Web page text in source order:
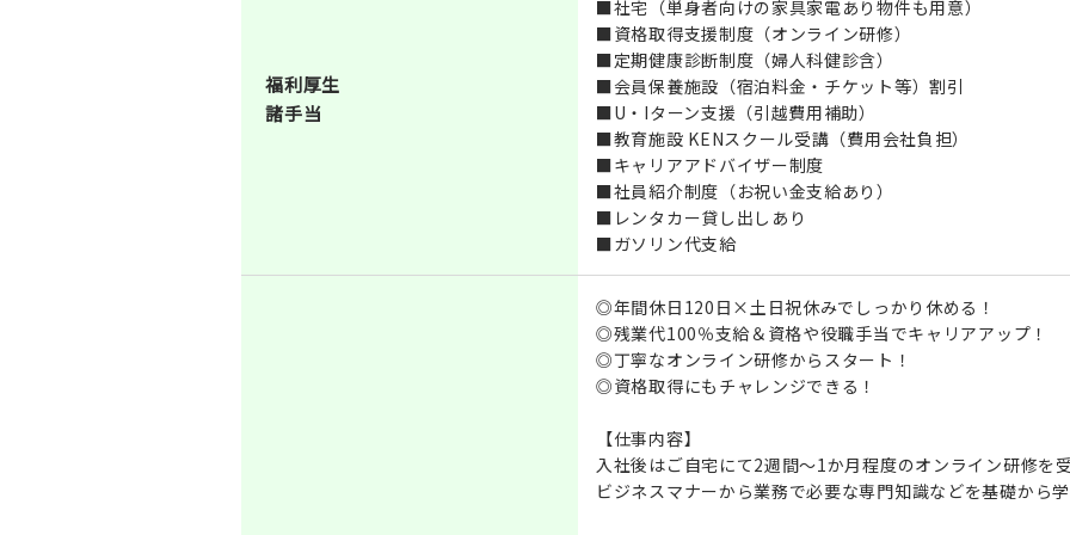
福利厚生
諸手当
■社宅（単身者向けの家具家電あり物件も用意）
■資格取得支援制度（オンライン研修）
■定期健康診断制度（婦人科健診含）
■会員保養施設（宿泊料金・チケット等）割引
■U・Iターン支援（引越費用補助）
■教育施設 KENスクール受講（費用会社負担）
■キャリアアドバイザー制度
■社員紹介制度（お祝い金支給あり）
■レンタカー貸し出しあり
■ガソリン代支給
◎年間休日120日×土日祝休みでしっかり休める！
◎残業代100％支給＆資格や役職手当でキャリアアップ！
◎丁寧なオンライン研修からスタート！
◎資格取得にもチャレンジできる！
【仕事内容】
入社後はご自宅にて2週間～1か月程度のオンライン研修を受
ビジネスマナーから業務で必要な専門知識などを基礎から学